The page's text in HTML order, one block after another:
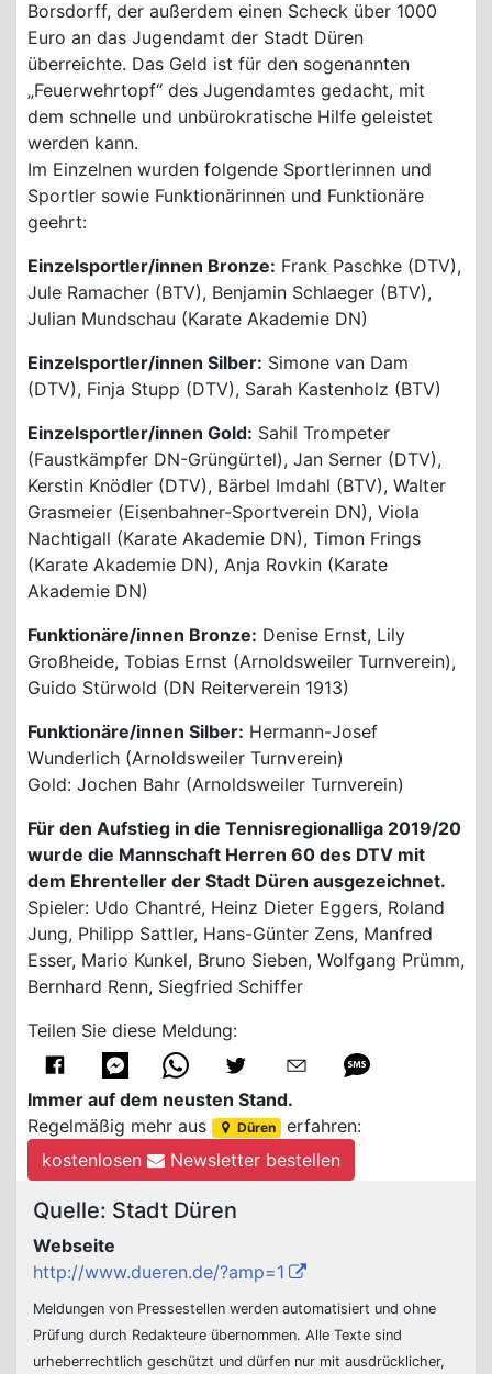
Borsdorff, der außerdem einen Scheck über 1000
Euro an das Jugendamt der Stadt Düren
überreichte. Das Geld ist für den sogenannten
„Feuerwehrtopf“ des Jugendamtes gedacht, mit
dem schnelle und unbürokratische Hilfe geleistet
werden kann.
Im Einzelnen wurden folgende Sportlerinnen und
Sportler sowie Funktionärinnen und Funktionäre
geehrt:
Einzelsportler/innen Bronze: Frank Paschke (DTV),
Jule Ramacher (BTV), Benjamin Schlaeger (BTV),
Julian Mundschau (Karate Akademie DN)
Einzelsportler/innen Silber: Simone van Dam
(DTV), Finja Stupp (DTV), Sarah Kastenholz (BTV)
Einzelsportler/innen Gold: Sahil Trompeter
(Faustkämpfer DN-Grüngürtel), Jan Serner (DTV),
Kerstin Knödler (DTV), Bärbel Imdahl (BTV), Walter
Grasmeier (Eisenbahner-Sportverein DN), Viola
Nachtigall (Karate Akademie DN), Timon Frings
(Karate Akademie DN), Anja Rovkin (Karate
Akademie DN)
Funktionäre/innen Bronze: Denise Ernst, Lily
Großheide, Tobias Ernst (Arnoldsweiler Turnverein),
Guido Stürwold (DN Reiterverein 1913)
Funktionäre/innen Silber: Hermann-Josef
Wunderlich (Arnoldsweiler Turnverein)
Gold: Jochen Bahr (Arnoldsweiler Turnverein)
Für den Aufstieg in die Tennisregionalliga 2019/20
wurde die Mannschaft Herren 60 des DTV mit
dem Ehrenteller der Stadt Düren ausgezeichnet.
Spieler: Udo Chantré, Heinz Dieter Eggers, Roland
Jung, Philipp Sattler, Hans-Günter Zens, Manfred
Esser, Mario Kunkel, Bruno Sieben, Wolfgang Prümm,
Bernhard Renn, Siegfried Schiffer
Teilen Sie diese Meldung:
Immer auf dem neusten Stand.
Regelmäßig mehr aus
Düren
erfahren:
kostenlosen
Newsletter bestellen
Quelle: Stadt Düren
Webseite
http://www.dueren.de/?amp=1
Meldungen von Pressestellen werden automatisiert und ohne
Prüfung durch Redakteure übernommen. Alle Texte sind
urheberrechtlich geschützt und dürfen nur mit ausdrücklicher,